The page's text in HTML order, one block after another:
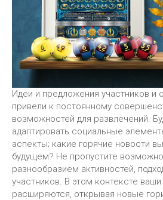
Идеи и предложения участников и
привели к постоянному
возможностей для развлечений.
адаптировать социальные
аспекты; какие горячие новости
будущем? Не пропустите
разнообразием активностей,
участников. В этом контексте
расширяются, открывая новые